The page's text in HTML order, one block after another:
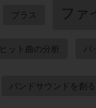
ブラス フ
ヒット曲の分析 パ
バンドサウンドを創